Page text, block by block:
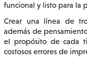
funcional y listo para la
Crear una línea de
además de
el propósito de cada
costosos errores de